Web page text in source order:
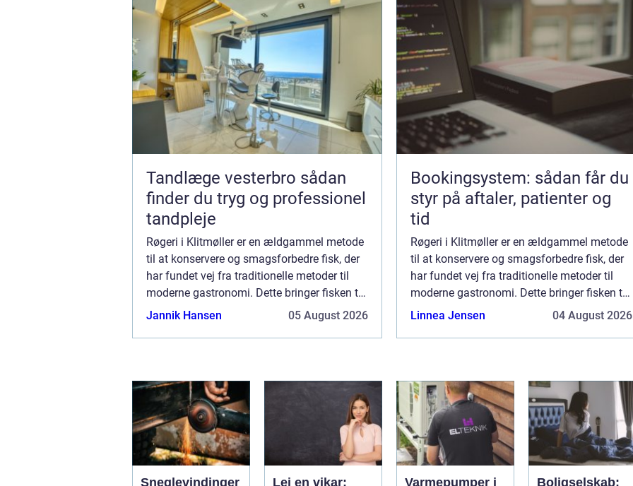
Tandlæge vesterbro sådan
finder du tryg og professionel
tandpleje
Røgeri i Klitmøller er en ældgammel metode
til at konservere og smagsforbedre fisk, der
har fundet vej fra traditionelle metoder til
moderne gastronomi. Dette bringer fisken til
nye smagshøjder, og hos et røgeri er d...
Jannik Hansen 05 August 2026
Bookingsystem: sådan får du
styr på aftaler, patienter og
tid
Røgeri i Klitmøller er en ældgammel metode
til at konservere og smagsforbedre fisk, der
har fundet vej fra traditionelle metoder til
moderne gastronomi. Dette bringer fisken til
nye smagshøjder, og hos et røgeri er d...
Linnea Jensen 04 August 2026
Sneglevindinger Lej en vikar: Varmepumper i Boligselskab: